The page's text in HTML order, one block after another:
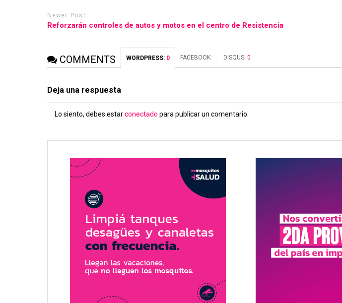
Newer Post
Reforzarán controles de autos y motos en el centro de Resistencia
COMMENTS WORDPRESS: 0 FACEBOOK: DISQUS:0
Deja una respuesta
Lo siento, debes estarconectado para publicar un comentario.